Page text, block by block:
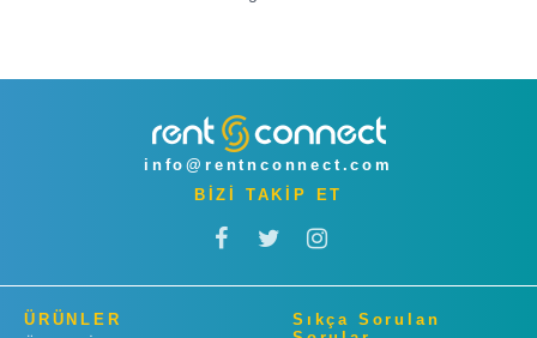
info@rentnconnect.com
BİZİ TAKİP ET
ÜRÜNLER
Sıkça Sorulan